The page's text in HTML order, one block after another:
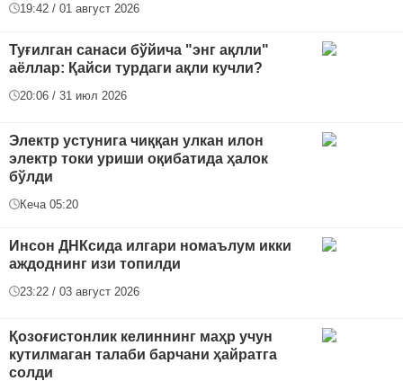
19:42 / 01 август 2026
Туғилган санаси бўйича "энг ақлли"
аёллар: Қайси турдаги ақли кучли?
20:06 / 31 июл 2026
Электр устунига чиққан улкан илон
электр токи уриши оқибатида ҳалок
бўлди
Кеча 05:20
Инсон ДНКсида илгари номаълум икки
аждоднинг изи топилди
23:22 / 03 август 2026
Қозоғистонлик келиннинг маҳр учун
кутилмаган талаби барчани ҳайратга
солди